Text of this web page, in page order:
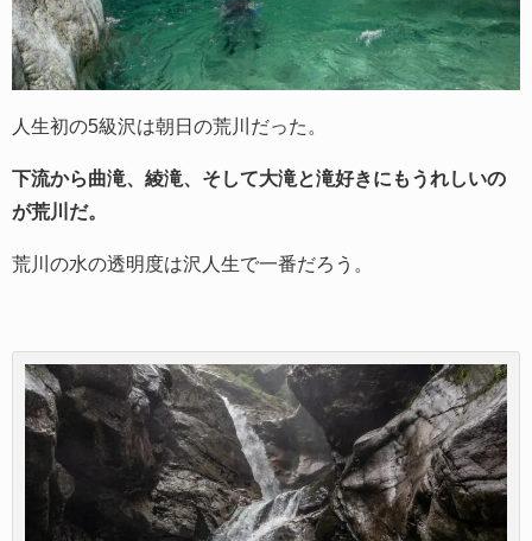
人生初の5級沢は朝日の荒川だった。
下流から曲滝、綾滝、そして大滝と滝好きにもうれしいの
が荒川だ。
荒川の水の透明度は沢人生で一番だろう。